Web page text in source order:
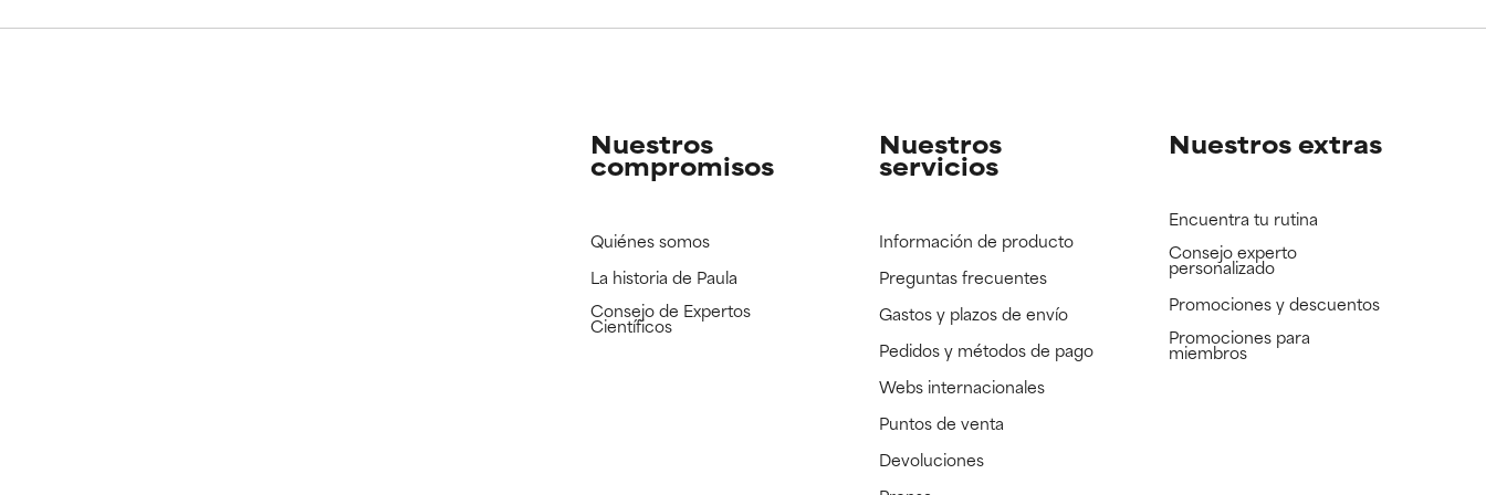
Ingrediente registrado, pero con la información científica disponible pendiente de revisar.
Ingrediente registrado, pero con la información científica disponible pendiente de revisar.
Nuestros
compromisos
Quiénes somos
La historia de Paula
Consejo de Expertos
Científicos
Nuestros
servicios
Información de producto
Preguntas frecuentes
Gastos y plazos de envío
Pedidos y métodos de pago
Webs internacionales
Puntos de venta
Devoluciones
Nuestros extras
Encuentra tu rutina
Consejo experto
personalizado
Promociones y descuentos​
Promociones para
miembros